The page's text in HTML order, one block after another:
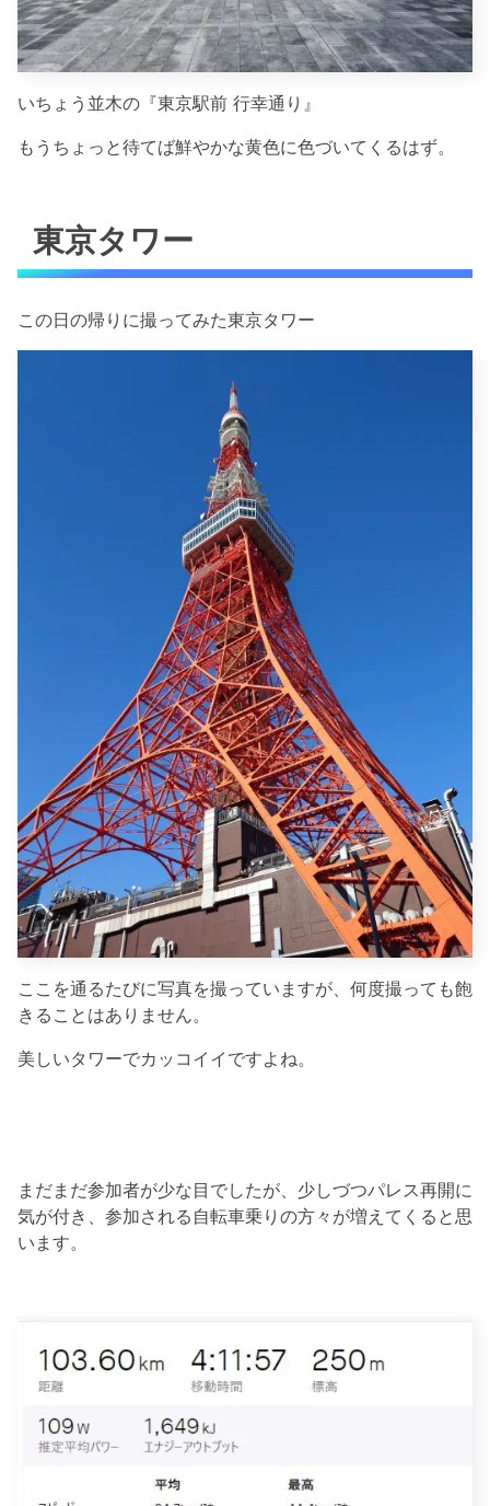
いちょう並木の『東京駅前 行幸通り』
もうちょっと待てば鮮やかな黄色に色づいてくるはず。
東京タワー
この日の帰りに撮ってみた東京タワー
ここを通るたびに写真を撮っていますが、何度撮っても飽
きることはありません。
美しいタワーでカッコイイですよね。
まだまだ参加者が少な目でしたが、少しづつパレス再開に
気が付き、参加される自転車乗りの方々が増えてくると思
います。